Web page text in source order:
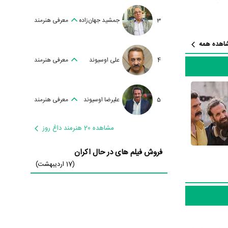
است؛ باید
خود
همه
3 جمشید جهان‌زاده معرفی هنرمند
4 علی اوسیوند معرفی هنرمند
5 علیرضا اوسیوند معرفی هنرمند
مشاهده 20 هنرمند داغ روز
فروش فیلم های در حال اکران
(17 اردیبهشت)